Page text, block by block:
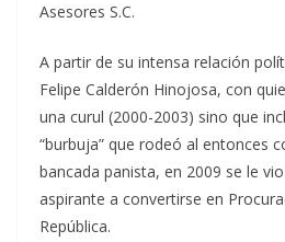
Asesores S.C.
A partir de su intensa relación
Felipe Calderón Hinojosa, con
una curul (2000-2003) sino que
“burbuja” que rodeó al entonces
bancada panista, en 2009 se le
aspirante a convertirse en
República.